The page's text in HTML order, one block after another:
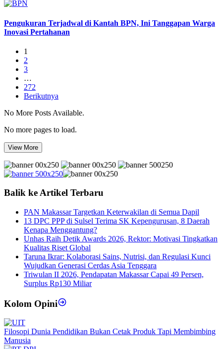
Pengukuran Terjadwal di Kantah BPN, Ini Tanggapan Warga
Inovasi Pertahanan
1
2
3
…
272
Berikutnya
No More Posts Available.
No more pages to load.
View More
Balik ke Artikel Terbaru
PAN Makassar Targetkan Keterwakilan di Semua Dapil
13 DPC PPP di Sulsel Terima SK Kepengurusan, 8 Daerah
Kenapa Menggantung?
Unhas Raih Detik Awards 2026, Rektor: Motivasi Tingkatkan
Kualitas Riset Global
Taruna Ikrar: Kolaborasi Sains, Nutrisi, dan Regulasi Kunci
Wujudkan Generasi Cerdas Asia Tenggara
Triwulan II 2026, Pendapatan Makassar Capai 49 Persen,
Surplus Rp130 Miliar
Kolom Opini
Filosopi Dunia Pendidikan Bukan Cetak Produk Tapi Membimbing
Manusia